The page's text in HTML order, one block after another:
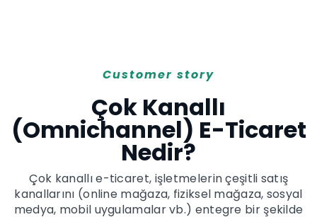
Customer story
Çok Kanallı
(Omnichannel) E-Ticaret
Nedir?
Çok kanallı e-ticaret, işletmelerin çeşitli satış
kanallarını (online mağaza, fiziksel mağaza, sosyal
medya, mobil uygulamalar vb.) entegre bir şekilde